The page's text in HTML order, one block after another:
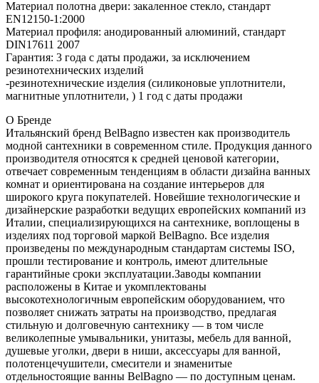
Материал полотна двери: закаленное стекло, стандарт
EN12150-1:2000
Материал профиля: анодированный алюминий, стандарт
DIN17611 2007
Гарантия: 3 года с даты продажи, за исключением
резинотехнических изделий
-резинотехнические изделия (силиконовые уплотнители,
магнитные уплотнители, ) 1 год с даты продажи
О Бренде
Итальянский бренд BelBagno известен как производитель
модной сантехники в современном стиле. Продукция данного
производителя относятся к средней ценовой категории,
отвечает современным тенденциям в области дизайна ванных
комнат и ориентирована на создание интерьеров для
широкого круга покупателей. Новейшие технологические и
дизайнерские разработки ведущих европейских компаний из
Италии, специализирующихся на сантехнике, воплощены в
изделиях под торговой маркой BelBagno. Все изделия
произведены по международным стандартам системы ISO,
прошли тестирование и контроль, имеют длительные
гарантийные сроки эксплуатации.Заводы компании
расположены в Китае и укомплектованы
высокотехнологичным европейским оборудованием, что
позволяет снижать затраты на производство, предлагая
стильную и долговечную сантехнику — в том числе
великолепные умывальники, унитазы, мебель для ванной,
душевые уголки, двери в ниши, аксессуары для ванной,
полотенцечушители, смесители и знаменитые
отдельностоящие ванны BelBagno — по доступным ценам.